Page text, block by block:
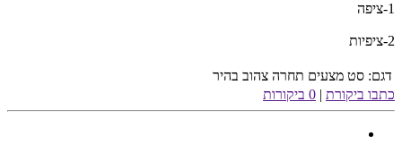
1-ציפה
2-ציפיות
דגם: סט מצעים תחרה צהוב בהיר
כתבו ביקורת | 0 ביקורות